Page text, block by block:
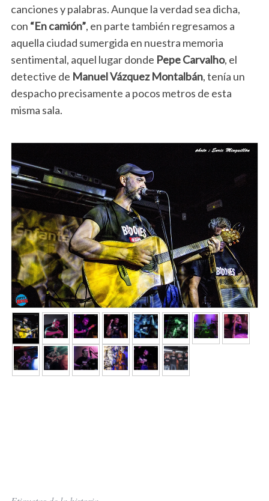
canciones y palabras. Aunque la verdad sea dicha,
con “En camión”, en parte también regresamos a
aquella ciudad sumergida en nuestra memoria
sentimental, aquel lugar donde Pepe Carvalho, el
detective de Manuel Vázquez Montalbán, tenía un
despacho precisamente a pocos metros de esta
misma sala.